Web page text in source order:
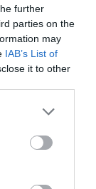
further
parties on the
may
IAB’s List of
it to other
more Google
may click to
tags to
Google